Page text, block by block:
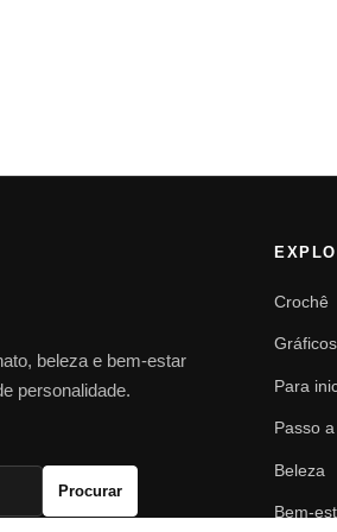
beleza e bem-estar
personalidade.
Procurar
Crochê
Para
Passo
Beleza
Bem-